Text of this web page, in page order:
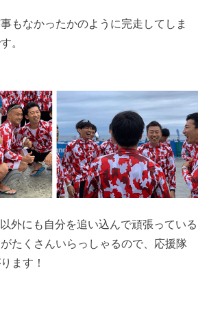
もなかったかのように完走してしま
。
外にも自分を追い込んで頑張っている
たくさんいらっしゃるので、応援隊
ます！